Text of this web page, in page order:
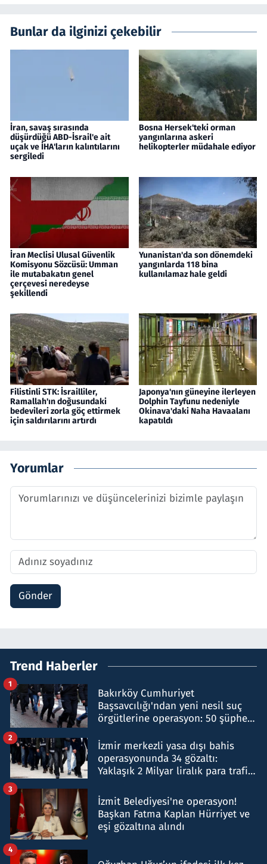
Bunlar da ilginizi çekebilir
İran, savaş sırasında
düşürdüğü ABD-İsrail'e ait
uçak ve İHA'ların kalıntılarını
sergiledi
Bosna Hersek'teki orman
yangınlarına askeri
helikopterler müdahale ediyor
İran Meclisi Ulusal Güvenlik
Komisyonu Sözcüsü: Umman
ile mutabakatın genel
çerçevesi neredeyse
şekillendi
Yunanistan'da son dönemdeki
yangınlarda 118 bina
kullanılamaz hale geldi
Filistinli STK: İsrailliler,
Ramallah'ın doğusundaki
bedevileri zorla göç ettirmek
için saldırılarını artırdı
Japonya'nın güneyine ilerleyen
Dolphin Tayfunu nedeniyle
Okinava'daki Naha Havaalanı
kapatıldı
Yorumlar
Gönder
Trend Haberler
Bakırköy Cumhuriyet
Başsavcılığı'ndan yeni nesil suç
örgütlerine operasyon: 50 şüpheli
1
İzmir merkezli yasa dışı bahis
operasyonunda 34 gözaltı:
Yaklaşık 2 Milyar liralık para trafiği
2
İzmit Belediyesi'ne operasyon!
Başkan Fatma Kaplan Hürriyet ve
eşi gözaltına alındı
3
4